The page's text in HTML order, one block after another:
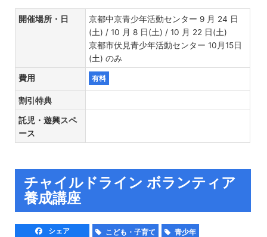
開催場所・日
京都中京青少年活動センター 9 月 24 日
(土) / 10 月 8 日(土) / 10 月 22 日(土)
京都市伏見青少年活動センター 10月15日
(土) のみ
費用 有料
割引特典
託児・遊興スペ
ース
チャイルドライン ボランティア
養成講座
シェア こども・子育て 青少年